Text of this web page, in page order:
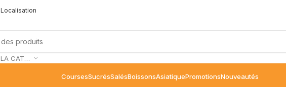
Localisation
SÉLECTIONNER LA CATÉGORIE
CoursesSucrésSalésBoissonsAsiatiquePromotionsNouveautés